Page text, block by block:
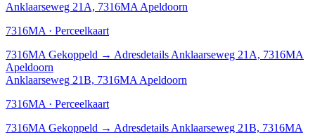
Anklaarseweg 21A, 7316MA Apeldoorn
7316MA · Perceelkaart
7316MA Gekoppeld → Adresdetails Anklaarseweg 21A, 7316MA
Apeldoorn
Anklaarseweg 21B, 7316MA Apeldoorn
7316MA · Perceelkaart
7316MA Gekoppeld → Adresdetails Anklaarseweg 21B, 7316MA